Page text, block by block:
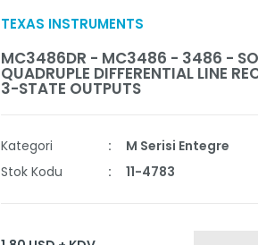
TEXAS INSTRUMENTS
MC3486DR - MC3486 - 3486 -
QUADRUPLE DIFFERENTIAL LINE
3-STATE OUTPUTS
Kategori
M Serisi Entegre
Stok Kodu
11-4783